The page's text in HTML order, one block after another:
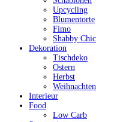
Upcycling
Blumentorte
Fimo
Shabby Chic
Dekoration
Tischdeko
Ostern
Herbst
Weihnachten
Interieur
Food
Low Carb